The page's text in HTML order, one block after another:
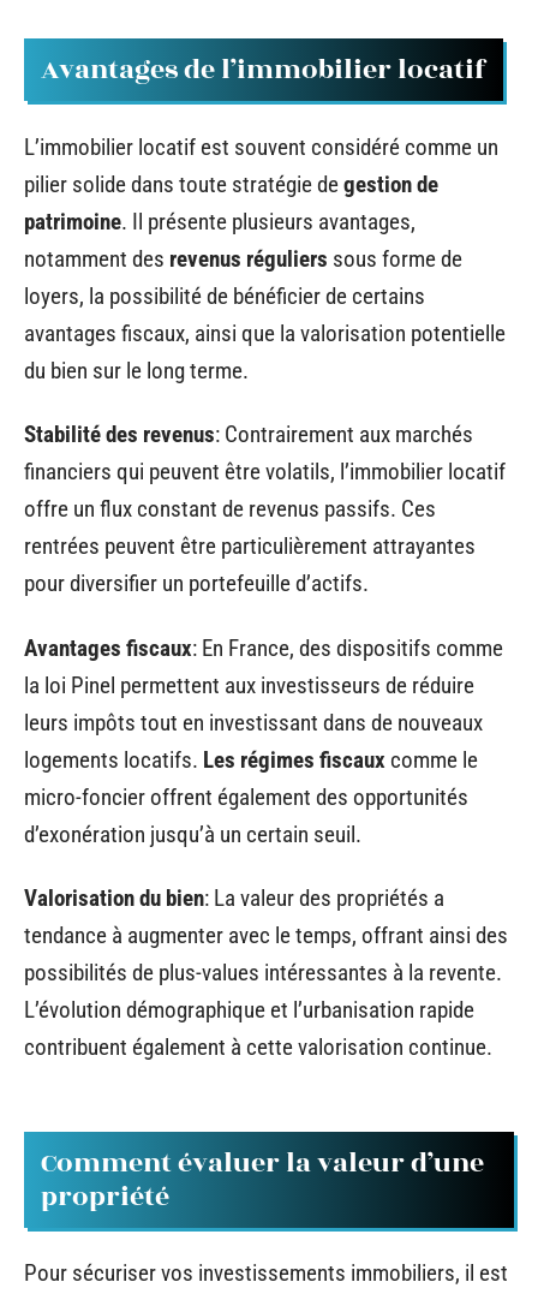
Avantages de l’immobilier locatif
L’immobilier locatif est souvent considéré comme un
pilier solide dans toute stratégie degestion de
patrimoine. Il présente plusieurs avantages,
notamment des revenus réguliers sous forme de
loyers, la possibilité de bénéficier de certains
avantages fiscaux, ainsi que la valorisation potentielle
du bien sur le long terme.
Stabilité des revenus: Contrairement aux marchés
financiers qui peuvent être volatils, l’immobilier locatif
offre un flux constant de revenus passifs. Ces
rentrées peuvent être particulièrement attrayantes
pour diversifier un portefeuille d’actifs.
Avantages fiscaux: En France, des dispositifs comme
la loi Pinel permettent aux investisseurs de réduire
leurs impôts tout en investissant dans de nouveaux
logements locatifs. Les régimes fiscaux comme le
micro-foncier offrent également des opportunités
d’exonération jusqu’à un certain seuil.
Valorisation du bien: La valeur des propriétés a
tendance à augmenter avec le temps, offrant ainsi des
possibilités de plus-values intéressantes à la revente.
L’évolution démographique et l’urbanisation rapide
contribuent également à cette valorisation continue.
Comment évaluer la valeur d’une
propriété
Pour sécuriser vos investissements immobiliers, il est